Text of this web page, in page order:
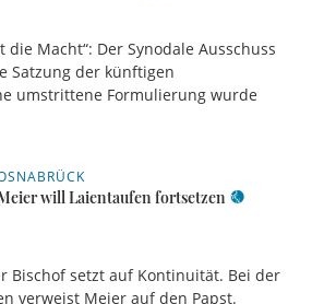
die Macht“: Der Synodale Ausschuss
Satzung der künftigen
umstrittene Formulierung wurde
will Laientaufen fortsetzen
Bischof setzt auf Kontinuität. Bei der
verweist Meier auf den Papst.